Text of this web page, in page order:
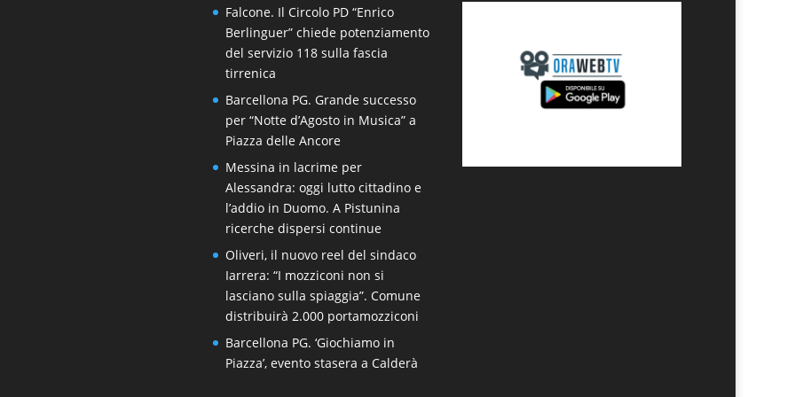
Falcone. Il Circolo PD “Enrico
Berlinguer” chiede potenziamento
del servizio 118 sulla fascia
tirrenica
Barcellona PG. Grande successo
per “Notte d’Agosto in Musica” a
Piazza delle Ancore
Messina in lacrime per
Alessandra: oggi lutto cittadino e
l’addio in Duomo. A Pistunina
ricerche dispersi continue
Oliveri, il nuovo reel del sindaco
Iarrera: “I mozziconi non si
lasciano sulla spiaggia”. Comune
distribuirà 2.000 portamozziconi
Barcellona PG. ‘Giochiamo in
Piazza’, evento stasera a Calderà